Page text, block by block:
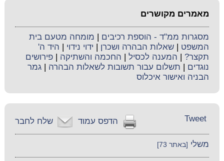
מאמרים מקושרים
מסגרות ממ"ד - הוספת רכיבים
מומחה מטעם בית
המשפט |שאלות הבהרה ושכרן ידוי נידוי
היד ה'
תקצר?
המענה לכסיל החכמה והשתיקה |פירושים
נוגדים
תשלום עבור תשובות לשאלות הבהרה |גמר
הבניה ואישור איכלוס
שלח לחבר הדפס עמוד Tweet
משלי [באתר 73]